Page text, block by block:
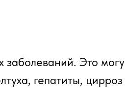
Это
гепатиты,